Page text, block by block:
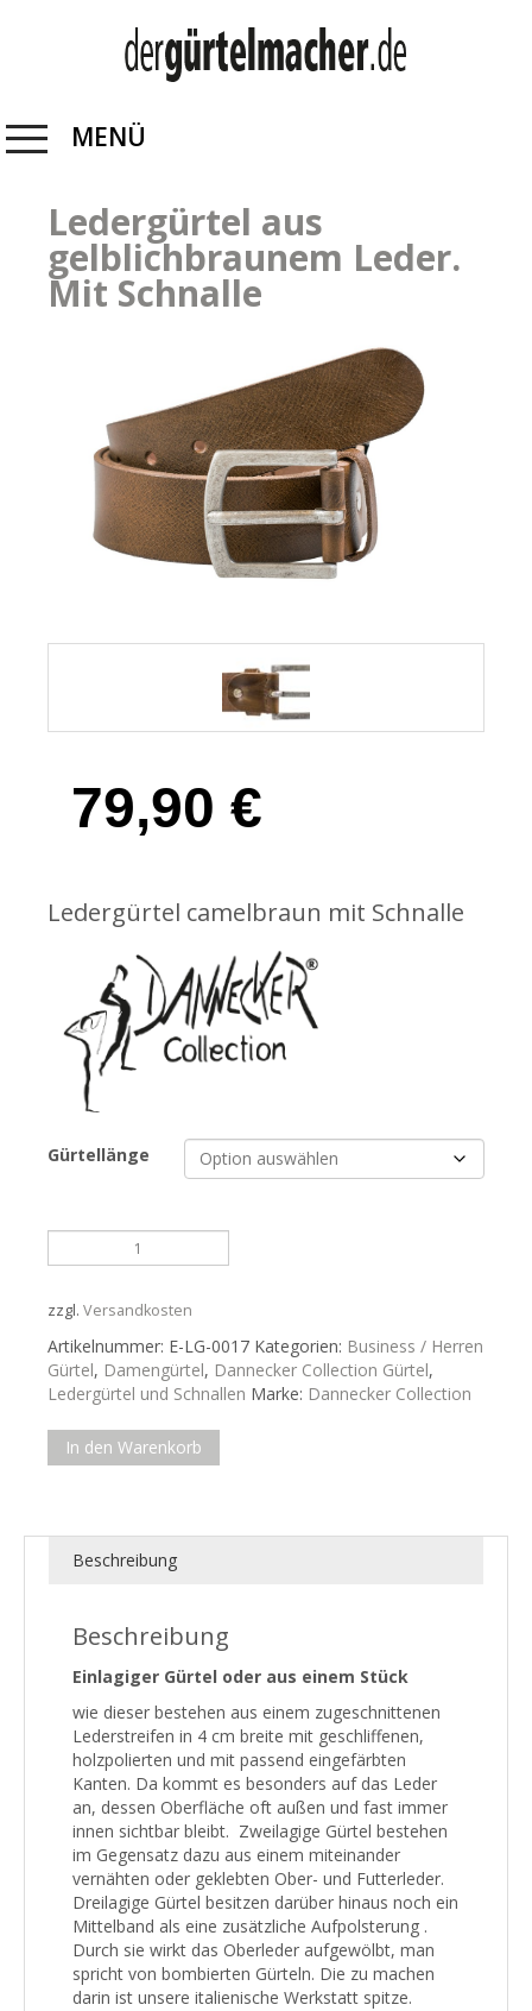
MENÜ
Ledergürtel aus
gelblichbraunem Leder.
Mit Schnalle
79,90 €
Ledergürtel camelbraun mit Schnalle
Gürtellänge
aus
Leder.
Mit
Schnalle
Menge
zzgl. Versandkosten
Artikelnummer: E-LG-0017 Kategorien: Business / Herren
Gürtel, Damengürtel, Dannecker Collection Gürtel,
Ledergürtel und Schnallen Marke: Dannecker Collection
In den Warenkorb
Beschreibung
Beschreibung
Einlagiger Gürtel oder aus einem Stück
wie dieser bestehen aus einem zugeschnittenen
Lederstreifen in 4 cm breite mit geschliffenen,
holzpolierten und mit passend eingefärbten
Kanten. Da kommt es besonders auf das Leder
an, dessen Oberfläche oft außen und fast immer
innen sichtbar bleibt. Zweilagige Gürtel bestehen
im Gegensatz dazu aus einem miteinander
vernähten oder geklebten Ober- und Futterleder.
Dreilagige Gürtel besitzen darüber hinaus noch ein
Mittelband als eine zusätzliche Aufpolsterung .
Durch sie wirkt das Oberleder aufgewölbt, man
spricht von bombierten Gürteln. Die zu machen
darin ist unsere italienische Werkstatt spitze.